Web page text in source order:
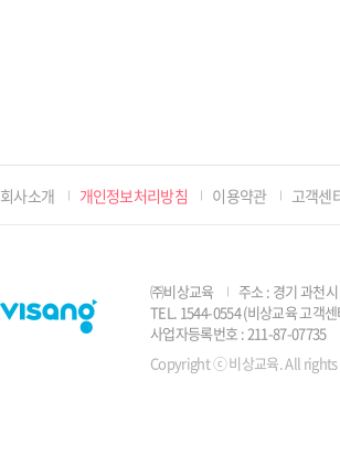
회사소개 개인정보처리방침 이용약관 고객센
㈜비상교육
주소 : 경기 과천
TEL. 1544-0554 (비상교육 고객
사업자등록번호 : 211-87-07735
Copyright ⓒ 비상교육. All rights